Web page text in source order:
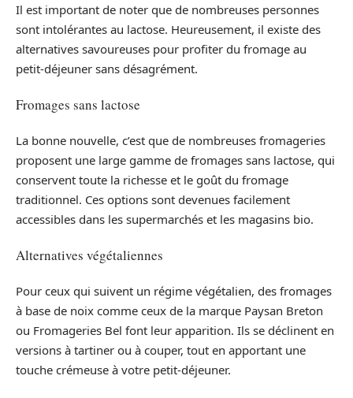
Il est important de noter que de nombreuses personnes
sont intolérantes au lactose. Heureusement, il existe des
alternatives savoureuses pour profiter du fromage au
petit-déjeuner sans désagrément.
Fromages sans lactose
La bonne nouvelle, c’est que de nombreuses fromageries
proposent une large gamme de fromages sans lactose, qui
conservent toute la richesse et le goût du fromage
traditionnel. Ces options sont devenues facilement
accessibles dans les supermarchés et les magasins bio.
Alternatives végétaliennes
Pour ceux qui suivent un régime végétalien, des fromages
à base de noix comme ceux de la marque Paysan Breton
ou Fromageries Bel font leur apparition. Ils se déclinent en
versions à tartiner ou à couper, tout en apportant une
touche crémeuse à votre petit-déjeuner.